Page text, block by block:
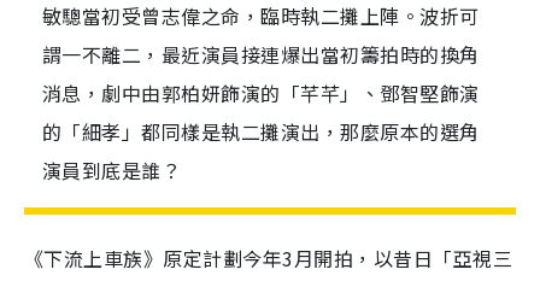
敏驄當初受曾志偉之命，臨時執二攤上陣。波折可
謂一不離二，最近演員接連爆出當初籌拍時的換角
消息，劇中由郭柏妍飾演的「芊芊」、鄧智堅飾演
的「細孝」都同樣是執二攤演出，那麼原本的選角
演員到底是誰？
《下流上車族》原定計劃今年3月開拍，以昔日「亞視三